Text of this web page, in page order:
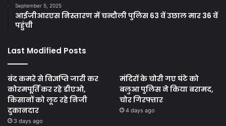
September 5, 2025
आईजीआरएस निस्तारण में चन्दौली पुलिस 63 वें उछाल मार 36 वें
पहुंची
Last Modified Posts
बंद कमरे से विज्ञप्ति जारी कर
कोरमपूर्ति कर रहे डीएओ,
किसानों को लूट रहे निजी
दुकानदार
3 days ago
मंदिरों के चोरी गए घंटे को
बलुआ पुलिस ने किया बरामद,
चोर गिरफ्तार
4 days ago